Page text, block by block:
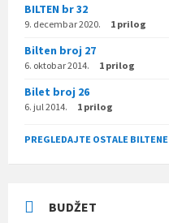
BILTEN br 32
9. decembar 2020. 1 prilog
Bilten broj 27
6. oktobar 2014. 1 prilog
Bilet broj 26
6. jul 2014. 1 prilog
PREGLEDAJTE OSTALE BILTENE
BUDŽET